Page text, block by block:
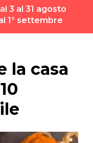
3 al 31 agosto
1° settembre
la casa